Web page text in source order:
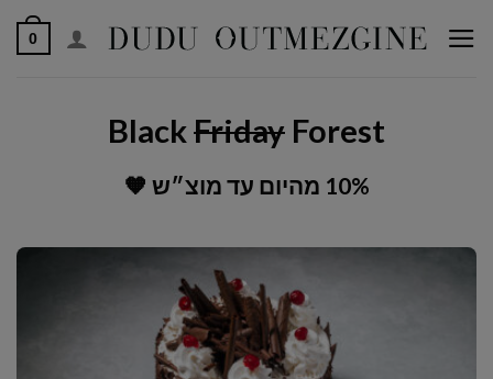
לתוכן
0
BlackFriday Forest
10% מהיום עד מוצ״ש 🧡